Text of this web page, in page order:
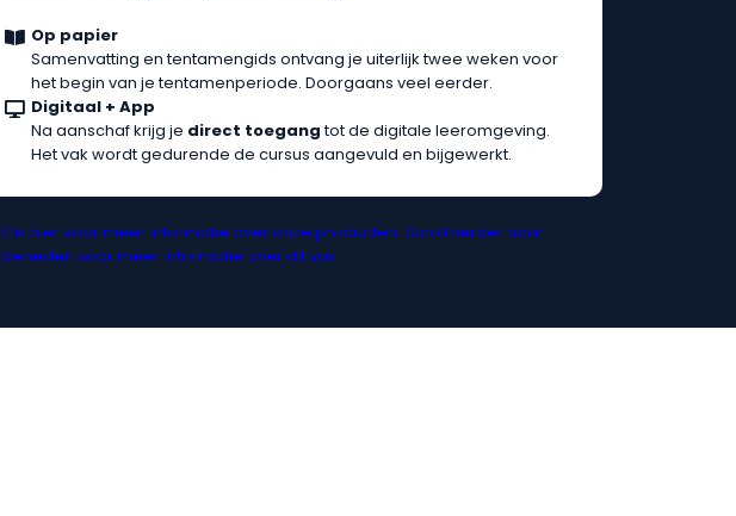
Op papier
Samenvatting en tentamengids ontvang je uiterlijk twee weken voor
het begin van je tentamenperiode. Doorgaans veel eerder.
Digitaal + App
Na aanschaf krijg je direct toegangtot de digitale leeromgeving.
Het vak wordt gedurende de cursus aangevuld en bijgewerkt.
Klikhiervoor meer informatie over onze producten. Scroll verder naar
beneden voor meer informatie over dit vak.